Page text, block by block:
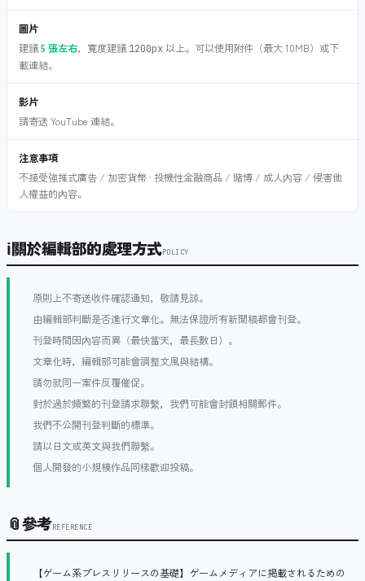
圖片
建議5 張左右，寬度建議1200px以上。可以使用附件（最大 10MB）或下
載連結。
影片
請寄送 YouTube 連結。
注意事項
不接受強推式廣告 / 加密貨幣 · 投機性金融商品 / 賭博 / 成人內容 / 侵害他
人權益的內容。
ℹ關於編輯部的處理方式POLICY
原則上不寄送收件確認通知，敬請見諒。
由編輯部判斷是否進行文章化。無法保證所有新聞稿都會刊登。
刊登時間因內容而異（最快當天，最長數日）。
文章化時，編輯部可能會調整文風與結構。
請勿就同一案件反覆催促。
對於過於頻繁的刊登請求聯繫，我們可能會封鎖相關郵件。
我們不公開刊登判斷的標準。
請以日文或英文與我們聯繫。
個人開發的小規模作品同樣歡迎投稿。
📎參考REFERENCE
【ゲーム系プレスリリースの基礎】ゲームメディアに掲載されるための